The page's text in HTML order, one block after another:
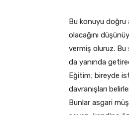
Bu konuyu doğru
olacağını
vermiş oluruz. Bu
da yanında
Eğitim; bireyde
davranışları
Bunlar asgari